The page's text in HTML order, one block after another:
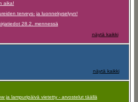
aika!
terveys- ja luonnekyselyyn!
28.2. mennessä
näytä kaikki
näytä kaikki
ja lampuripäivä vietetty - arvostelut täällä